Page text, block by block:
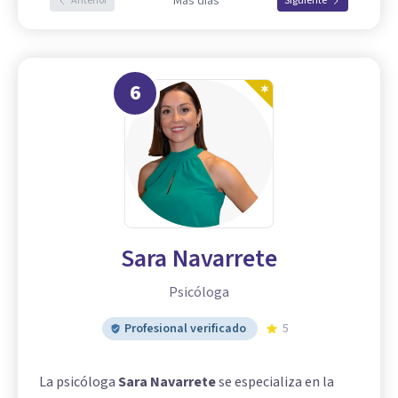
6
Sara Navarrete
Psicóloga
Profesional verificado 5
La psicólogaSara Navarretese especializa en la